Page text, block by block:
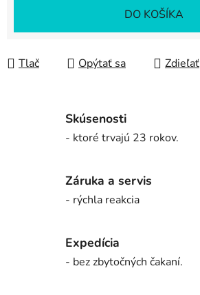
DO KOŠÍKA
Tlač Opýtať sa Zdieľať
Skúsenosti
- ktoré trvajú 23 rokov.
Záruka a servis
- rýchla reakcia
Expedícia
- bez zbytočných čakaní.